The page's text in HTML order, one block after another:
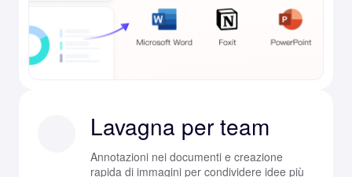
Lavagna per team
Annotazioni nei documenti e creazione
rapida di immagini per condividere idee più